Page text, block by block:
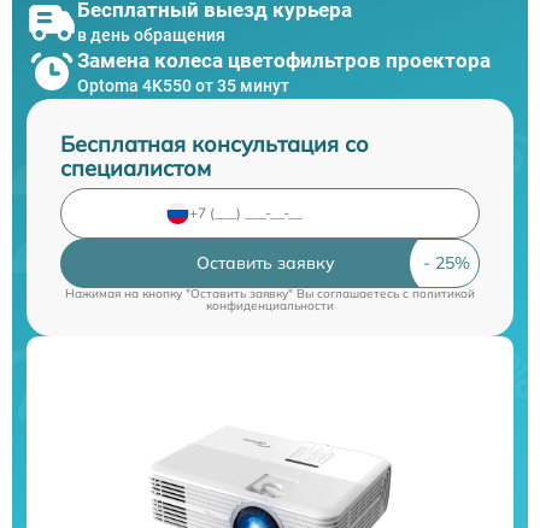
Бесплатный выезд курьера
в день обращения
Замена колеса цветофильтров проектора
Optoma 4K550 от 35 минут
Бесплатная консультация со
специалистом
Оставить заявку
Нажимая на кнопку "Оставить заявку" Вы соглашаетесь cполитикой
конфиденциальности